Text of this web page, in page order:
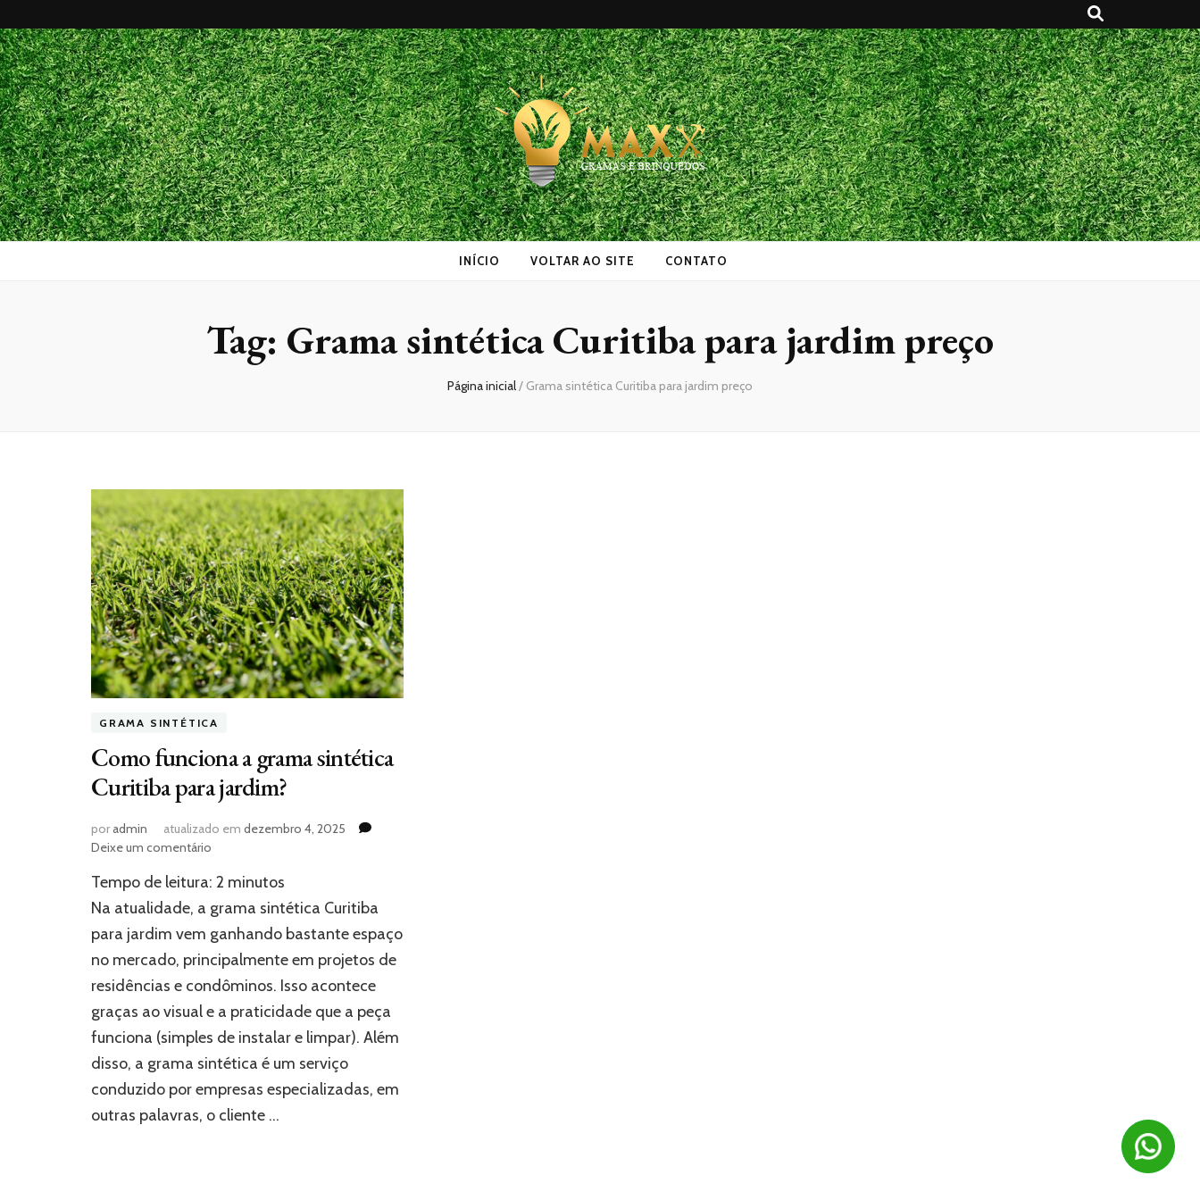
Maxx Gramas
Blog
INÍCIO VOLTAR AO SITE CONTATO
Tag: Grama sintética Curitiba para jardim preço
Página inicial/ Grama sintética Curitiba para jardim preço
GRAMA SINTÉTICA
Como funciona a grama sintética
Curitiba para jardim?
poradmin atualizado em dezembro 4, 2025
Deixe um comentário
funciona
a
grama
sintética
Curitiba
para
jardim?
Tempo de leitura: 2 minutos
Na atualidade, a grama sintética Curitiba
para jardim vem ganhando bastante espaço
no mercado, principalmente em projetos de
residências e condôminos. Isso acontece
graças ao visual e a praticidade que a peça
funciona (simples de instalar e limpar). Além
disso, a grama sintética é um serviço
conduzido por empresas especializadas, em
outras palavras, o cliente …